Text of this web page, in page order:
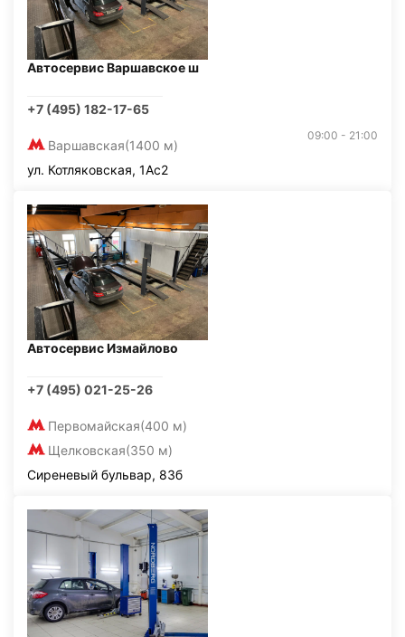
Автосервис Варшавское ш
+7 (495) 182-17-65
Варшавская(1400 м)
09:00 - 21:00
ул. Котляковская, 1Ас2
Автосервис Измайлово
+7 (495) 021-25-26
Первомайская(400 м)
Щелковская(350 м)
Сиреневый бульвар, 83б